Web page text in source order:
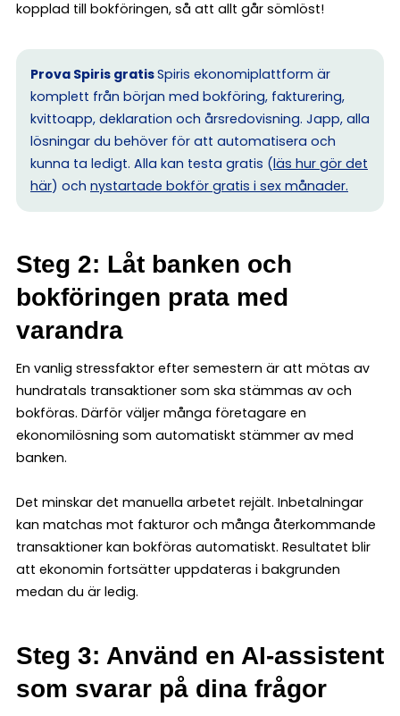
kopplad till bokföringen, så att allt går sömlöst!
Prova Spiris gratisSpiris ekonomiplattform är
komplett från början med bokföring, fakturering,
kvittoapp, deklaration och årsredovisning. Japp, alla
lösningar du behöver för att automatisera och
kunna ta ledigt. Alla kan testa gratis (läs hur gör det
här) och nystartade bokför gratis i sex månader.
Steg 2: Låt banken och
bokföringen prata med
varandra
En vanlig stressfaktor efter semestern är att mötas av
hundratals transaktioner som ska stämmas av och
bokföras. Därför väljer många företagare en
ekonomilösning som automatiskt stämmer av med
banken.
Det minskar det manuella arbetet rejält. Inbetalningar
kan matchas mot fakturor och många återkommande
transaktioner kan bokföras automatiskt. Resultatet blir
att ekonomin fortsätter uppdateras i bakgrunden
medan du är ledig.
Steg 3: Använd en AI-assistent
som svarar på dina frågor